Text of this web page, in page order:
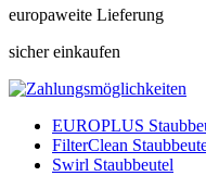
europaweite Lieferung
sicher einkaufen
EUROPLUS
FilterClean
Swirl Staubbeutel